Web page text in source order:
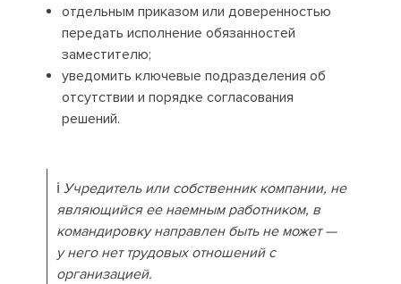
отдельным приказом или доверенностью
передать исполнение обязанностей
заместителю;
уведомить ключевые подразделения об
отсутствии и порядке согласования
решений.
ℹ️ Учредитель или собственник компании, не
являющийся ее наемным работником, в
командировку направлен быть не может —
у него нет трудовых отношений с
организацией.